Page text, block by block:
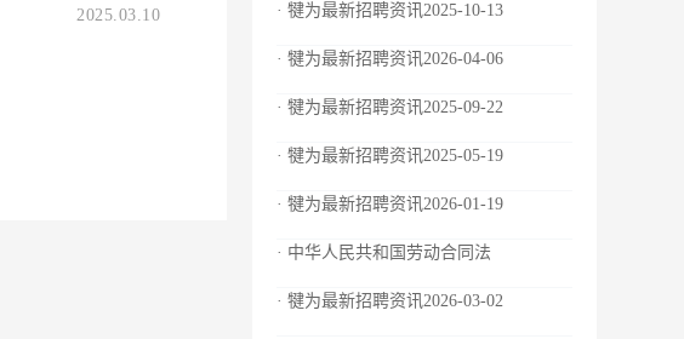
2025.03.10 · 犍为最新招聘资讯2025-10-13
· 犍为最新招聘资讯2026-04-06
· 犍为最新招聘资讯2025-09-22
· 犍为最新招聘资讯2025-05-19
· 犍为最新招聘资讯2026-01-19
· 中华人民共和国劳动合同法
· 犍为最新招聘资讯2026-03-02